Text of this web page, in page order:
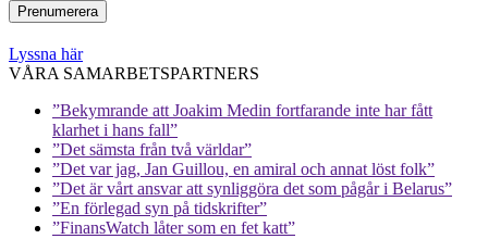
Lyssna här
VÅRA SAMARBETSPARTNERS
”Bekymrande att Joakim Medin fortfarande inte har fått
klarhet i hans fall”
”Det sämsta från två världar”
”Det var jag, Jan Guillou, en amiral och annat löst folk”
”Det är vårt ansvar att synliggöra det som pågår i Belarus”
”En förlegad syn på tidskrifter”
”FinansWatch låter som en fet katt”